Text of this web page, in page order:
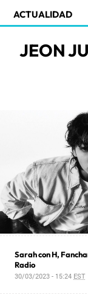
ACTUALIDAD
JEON
Sarah con H,
Radio
30/03/2023 - 15:24 EST